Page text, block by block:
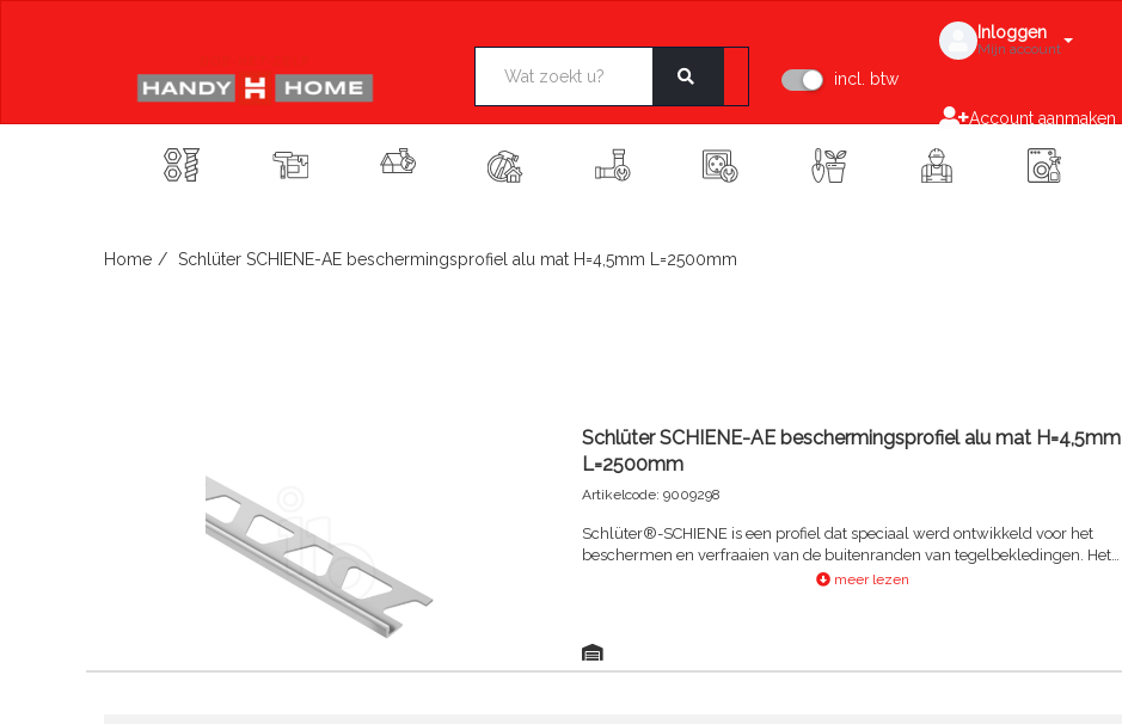
incl. btw
Inloggen
Mijn account
Account aanmaken
Home Schlüter SCHIENE-AE beschermingsprofiel alu mat H=4,5mm L=2500mm
Schlüter SCHIENE-AE beschermingsprofiel alu mat H=4,5mm
L=2500mm
Artikelcode: 9009298
Schlüter®-SCHIENE is een profiel dat speciaal werd ontwikkeld voor het
beschermen en verfraaien van de buitenranden van tegelbekledingen. Het
leent zich echter ook uitstekend voor andere bekledingsmaterialen en
meer lezen